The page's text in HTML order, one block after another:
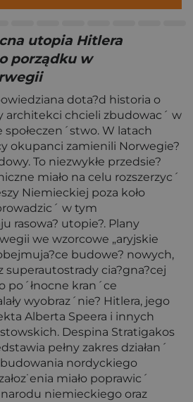
utopia Hitlera
porządku w
dota?d historia o
architekci chcieli zbudowac´ w
W latach
okupanci zamienili Norwegie?
To niezwykłe przedsie?
miało na celu rozszerzyc´
Niemieckiej poza koło
w tym
rasowa? utopie?. Plany
we wzorcowe „aryjskie
budowe? nowych,
superautostrady cia?gna?cej
po´łnocne kran´ce
wyobraz´nie? Hitlera, jego
Alberta Speera i innych
Despina Stratigakos
pełny zakres działan´
nordyckiego
miało poprawic´
niemieckiego oraz